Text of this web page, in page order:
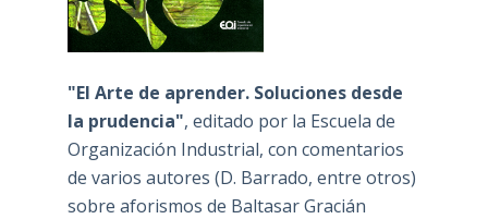
"El Arte de aprender. Soluciones desde
la prudencia", editado por la Escuela de
Organización Industrial, con comentarios
de varios autores (D. Barrado, entre otros)
sobre aforismos de Baltasar Gracián